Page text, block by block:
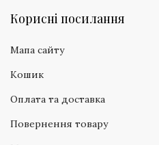
Корисні посилання
Мапа сайту
Кошик
Оплата та доставка
Повернення товару